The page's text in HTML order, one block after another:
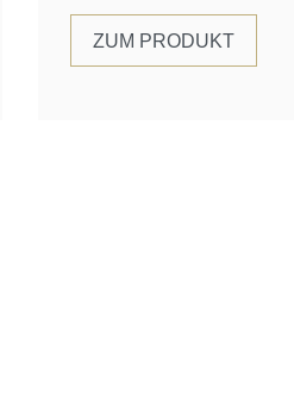
ZUM PRODUKT